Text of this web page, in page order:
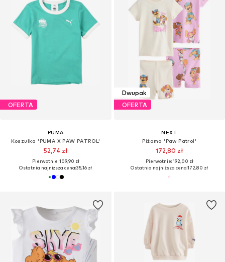
OFERTA
PUMA
Koszulka 'PUMA X PAW PATROL'
52,74 zł
Pierwotnie: 109,90 zł
Ostatnia najniższa cena:35,16 zł
Dwupak
OFERTA
NEXT
Piżama 'Paw Patrol'
172,80 zł
Pierwotnie: 192,00 zł
Ostatnia najniższa cena:172,80 zł